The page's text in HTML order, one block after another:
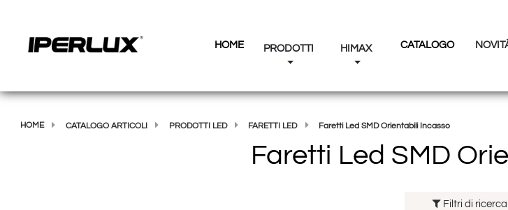
HOME PRODOTTI HIMAX CATALOGO
HOME CATALOGO ARTICOLI PRODOTTI LED FARETTI LED Faretti Led SMD Orientabili Incasso
Faretti Led SMD
Filtri di ricerca